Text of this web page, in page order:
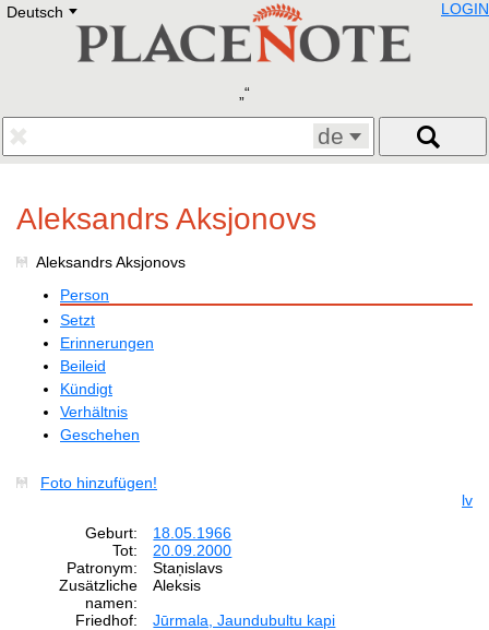
Deutsch E
Deutsch
Francais
Polski
Eestikeelne
LOGIN
de
Aleksandrs Aksjonovs
Aleksandrs Aksjonovs
Person
Setzt
Erinnerungen
Beileid
Kündigt
Verhältnis
Geschehen
Foto hinzufügen!
lv
Geburt:
18.05.1966
Tot:
20.09.2000
Patronym:
Staņislavs
Zusätzliche
namen:
Aleksis
Friedhof:
Jūrmala, Jaundubultu kapi